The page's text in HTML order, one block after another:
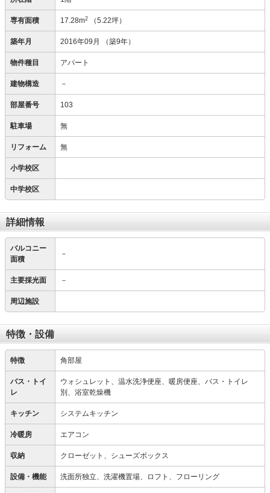
専有面積 17.28m2 （5.22坪）
築年月 2016年09月 （築9年）
物件種目 アパート
建物構造 －
部屋番号 103
駐車場 無
リフォーム 無
小学校区
中学校区
詳細情報
バルコニー
面積
－
主要採光面 －
周辺施設
特徴・設備
特徴 角部屋
バス・トイ
レ
ウォシュレット、温水洗浄便座、暖房便座、バス・トイレ
別、浴室乾燥機
キッチン システムキッチン
冷暖房 エアコン
収納 クローゼット、シューズボックス
設備・機能 洗面所独立、洗濯機置場、ロフト、フローリング